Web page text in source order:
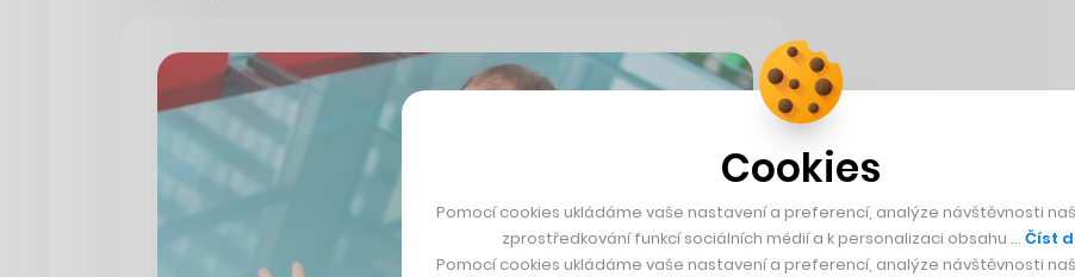
Cookies
Pomocí cookies ukládáme vaše nastavení a preferencí, analýze návštěvnosti
zprostředkování funkcí sociálních médií a k personalizaci obsahu … Číst
Pomocí cookies ukládáme vaše nastavení a preferencí, analýze návštěvnosti